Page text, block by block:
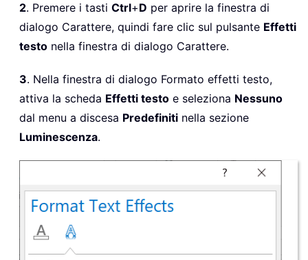
2. Premere i tasti Ctrl+D per aprire la finestra di
dialogo Carattere, quindi fare clic sul pulsante Effetti
testo nella finestra di dialogo Carattere.
3. Nella finestra di dialogo Formato effetti testo,
attiva la scheda Effetti testo e seleziona Nessuno
dal menu a discesa Predefiniti nella sezione
Luminescenza.